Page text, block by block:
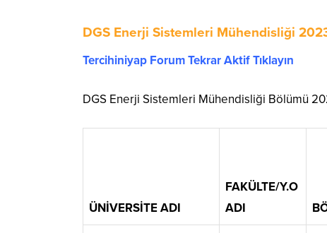
DGS Enerji Sistemleri Mühendisliği
Tercihiniyap Forum Tekrar Aktif Tıklayın
DGS Enerji Sistemleri Mühendisliği Bölümü
ÜNİVERSİTE ADI
FAKÜLTE/Y.O
ADI